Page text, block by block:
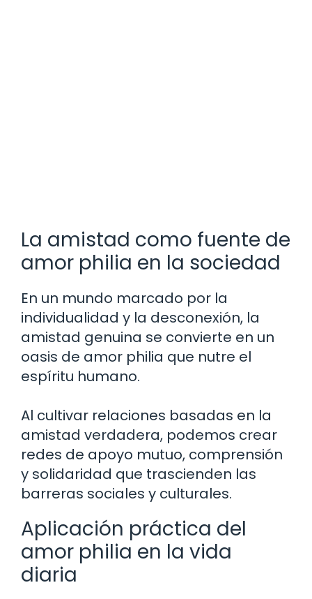
La amistad como fuente de
amor philia en la sociedad
En un mundo marcado por la
individualidad y la desconexión, la
amistad genuina se convierte en un
oasis de amor philia que nutre el
espíritu humano.
Al cultivar relaciones basadas en la
amistad verdadera, podemos crear
redes de apoyo mutuo, comprensión
y solidaridad que trascienden las
barreras sociales y culturales.
Aplicación práctica del
amor philia en la vida
diaria